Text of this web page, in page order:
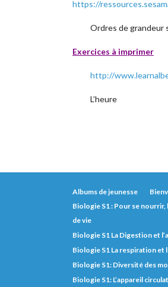
https://
Ordres de grandeur
Exercices à imprimer
http://
L’heure
Albums de jeunesse
Biologie S1 : Pour se
de vie
Biologie S1 La Digestion et
Biologie S1 La respiration et
Biologie S1: Diversité des
Biologie S1: L’appareil